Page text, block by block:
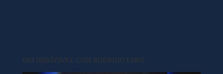
DIA IMBÁTIVEL COM RODRIGO FARO